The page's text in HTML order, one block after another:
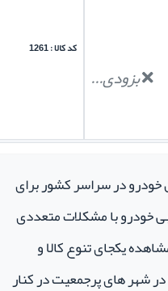
بزودی...
کد کالا : 1261
خودرو در سراسر کشور برای
خودرو با مشکلات متعددی
یکجای تنوع کالا و
شهر های پرجمعیت در کنار